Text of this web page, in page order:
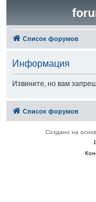
Список форумов
Информация
Извините, но вам
Список форумов
Создано на